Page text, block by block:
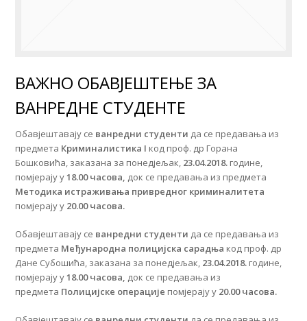
ВАЖНО ОБАВЈЕШТЕЊЕ ЗА
ВАНРЕДНЕ СТУДЕНТЕ
Обавјештавају се ванредни студенти да се предавања из
предмета Криминалистика I код проф. др Горана
Бошковића, заказана за понедјељак, 23.04.2018. године,
помјерају у18.00 часова, док се предавања из предмета
Методика истраживања привредног криминалитета
помјерају у 20.00 часова.
Обавјештавају се ванредни студенти да се предавања из
предмета Међународна полицијска сарадња код проф. др
Дане Субошића, заказана за понедјељак, 23.04.2018. године,
помјерају у18.00 часова, док се предавања из
предмета Полицијске операције помјерају у 20.00 часова.